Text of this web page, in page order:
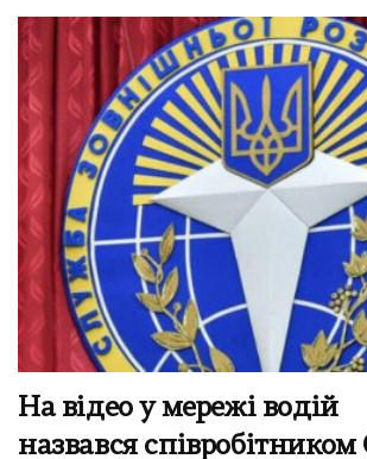
На відео у мережі водій
назвався